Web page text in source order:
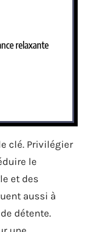
relaxante
clé. Privilégier
le
et des
aussi à
détente.